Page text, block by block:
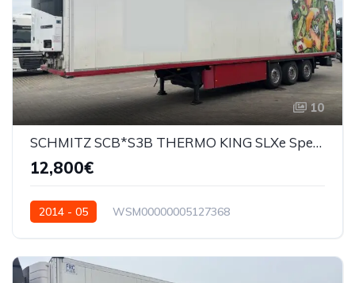
10
SCHMITZ SCB*S3B THERMO KING SLXe Spectrum
12,800€
2014 - 05 WSM00000005127368